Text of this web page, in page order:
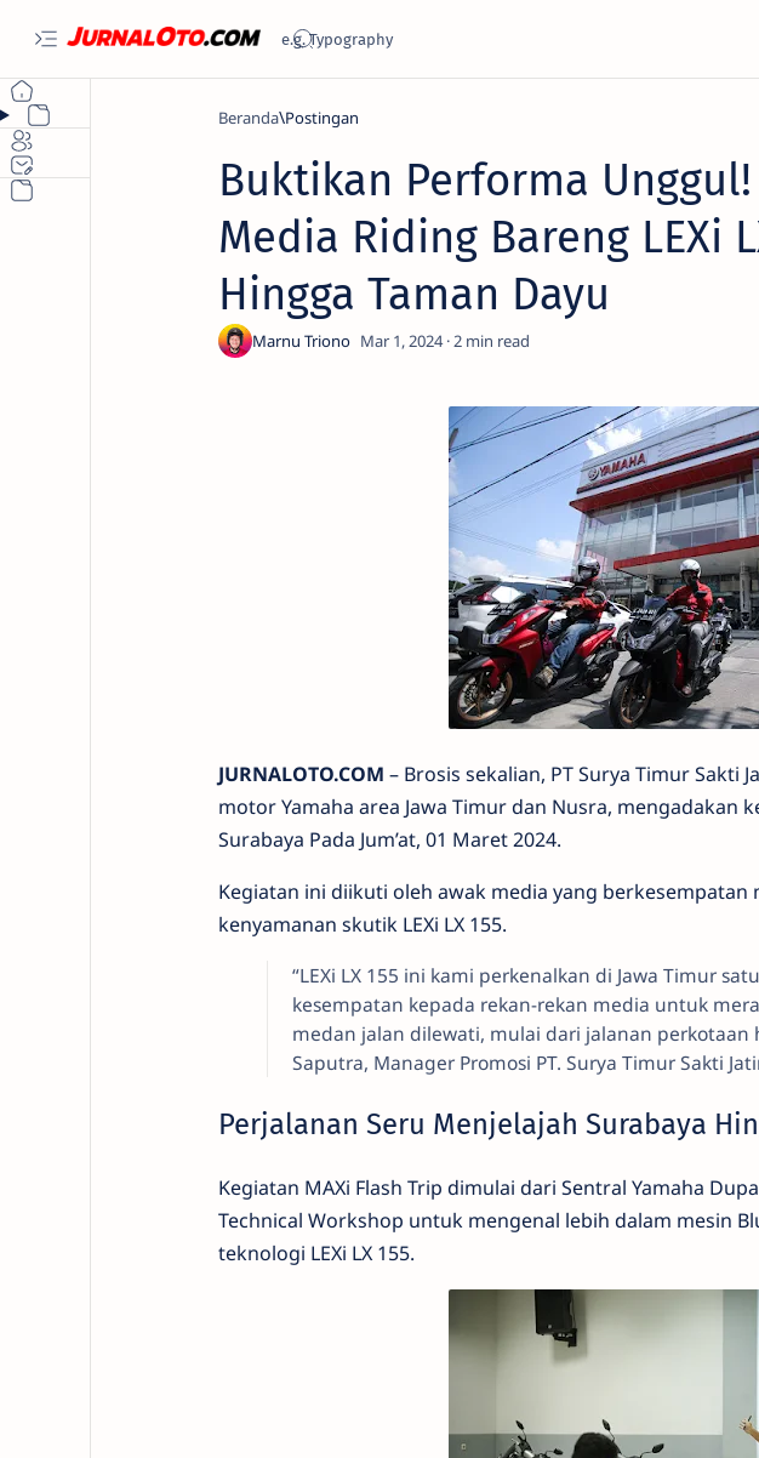
Beranda
Buktikan Performa Unggul!
Media Riding Bareng LEXi
Hingga Taman Dayu
2
JURNALOTO.COM – Brosis sekalian, PT Surya Timur Sakti
motor Yamaha area Jawa Timur dan Nusra, mengadakan
Surabaya Pada Jum’at, 01 Maret 2024.
Kegiatan ini diikuti oleh awak media yang
kenyamanan skutik LEXi LX 155.
“LEXi LX 155 ini kami perkenalkan di Jawa Timur
kesempatan kepada rekan-rekan media untuk
medan jalan dilewati, mulai dari jalanan perkotaan
Saputra, Manager Promosi PT. Surya Timur Sakti
Perjalanan Seru Menjelajah Surabaya
Kegiatan MAXi Flash Trip dimulai dari Sentral Yamaha
Technical Workshop untuk mengenal lebih dalam mesin
teknologi LEXi LX 155.